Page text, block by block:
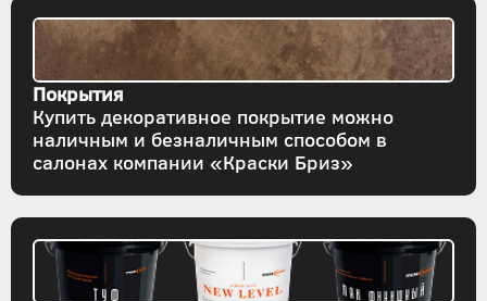
Покрытия
Купить декоративное покрытие можно
наличным и безналичным способом в
салонах компании «Краски Бриз»